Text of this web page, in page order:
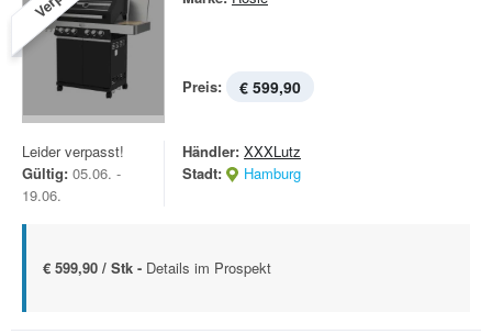
Preis: € 599,90
Leider verpasst!
Gültig: 05.06. -
19.06.
Händler: XXXLutz
Stadt:
Hamburg
€ 599,90 / Stk - Details im Prospekt